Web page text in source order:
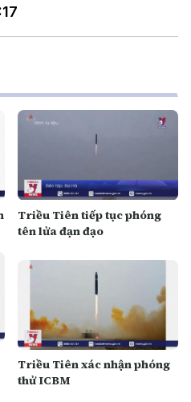
Triều Tiên tiếp tục phóng
tên lửa đạn đạo
Triều Tiên xác nhận phóng
thử ICBM